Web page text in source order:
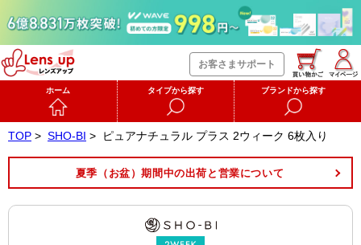
お客さまサポート
ホーム タイプから探す ブランドから探す
TOP > SHO-BI > ピュアナチュラル プラス 2ウィーク 6枚入り
夏季（お盆）期間中の出荷と営業について